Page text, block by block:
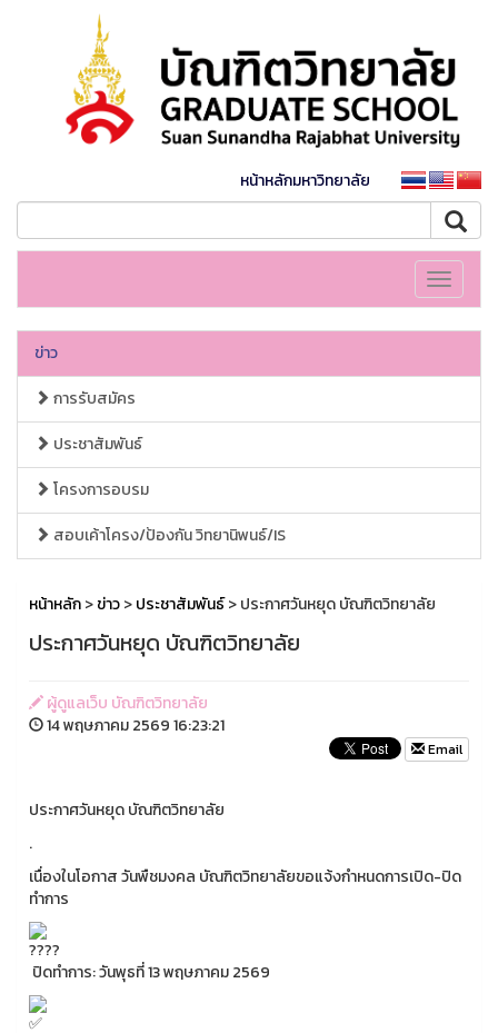
หน้าหลักมหาวิทยาลัย
Toggle
ข่าว
การรับสมัคร
ประชาสัมพันธ์
โครงการอบรม
สอบเค้าโครง/ป้องกัน วิทยานิพนธ์/IS
หน้าหลัก>ข่าว>ประชาสัมพันธ์> ประกาศวันหยุด บัณฑิตวิทยาลัย
ประกาศวันหยุด บัณฑิตวิทยาลัย
ผู้ดูแลเว็บ บัณฑิตวิทยาลัย
14 พฤษภาคม 2569 16:23:21
Email
ประกาศวันหยุด บัณฑิตวิทยาลัย
.
เนื่องในโอกาส วันพืชมงคล บัณฑิตวิทยาลัยขอแจ้งกำหนดการเปิด-ปิด
ทำการ
ปิดทำการ: วันพุธที่ 13 พฤษภาคม 2569